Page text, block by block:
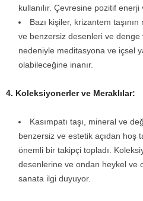
kullanılır. Çevresine pozitif enerji
Bazı kişiler, krizantem
ve benzersiz desenleri ve denge
nedeniyle meditasyona ve içsel
olabileceğine inanır.
4. Koleksiyonerler ve Meraklılar:
Kasımpatı taşı, mineral ve
benzersiz ve estetik açıdan hoş
önemli bir takipçi topladı.
desenlerine ve ondan heykel ve
sanata ilgi duyuyor.